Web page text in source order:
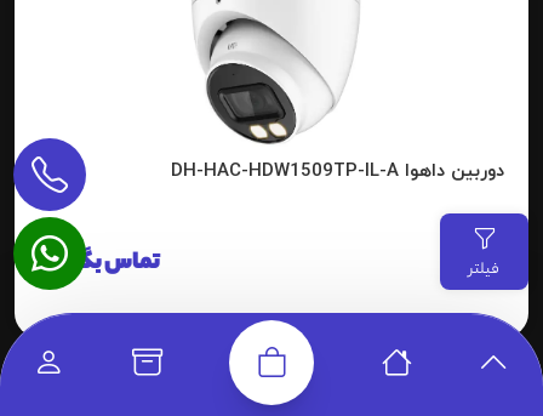
فیلتر
دوربین داهوا DH-HAC-HDW1509TP-IL-A
تماس بگیرید